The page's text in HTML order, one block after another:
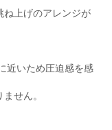
ね上げのアレンジが
近いため圧迫感を感
せん。